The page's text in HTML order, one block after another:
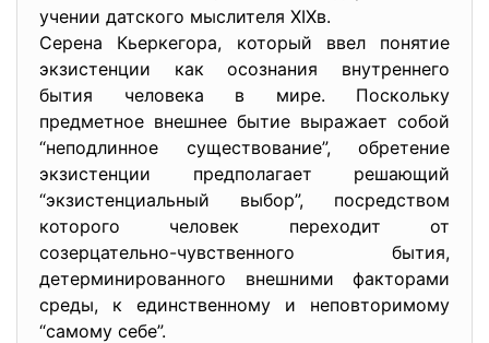
учении датского мыслителя ХIХв.
Серена Кьеркегора, который ввел понятие
экзистенции как осознания внутреннего
бытия человека в мире. Поскольку
предметное внешнее бытие выражает собой
“неподлинное существование”, обретение
экзистенции предполагает решающий
“экзистенциальный выбор”, посредством
которого человек переходит от
созерцательно-чувственного бытия,
детерминированного внешними факторами
среды, к единственному и неповторимому
“самому себе”.